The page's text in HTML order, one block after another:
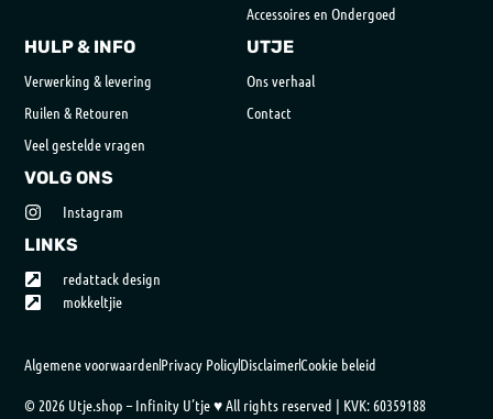
Accessoires en Ondergoed
HULP & INFO
Verwerking & levering
Ruilen & Retouren
Veel gestelde vragen
UTJE
Ons verhaal
Contact
VOLG ONS
Instagram
LINKS
redattack design
mokkeltjie
© 2026 Utje.shop – Infinity U’tje ♥ All rights reserved | KVK: 60359188
Algemene voorwaardenPrivacy PolicyDisclaimerCookie beleid